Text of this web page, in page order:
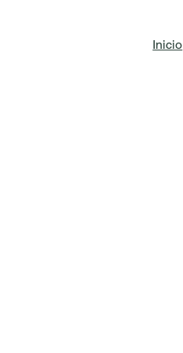
Inicio